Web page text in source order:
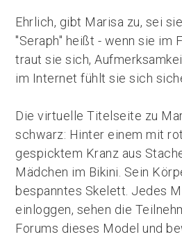
Ehrlich, gibt Marisa zu, sei
"Seraph" heißt - wenn sie im
traut sie sich,
im Internet fühlt sie sich
Die virtuelle Titelseite zu
schwarz: Hinter einem mit
gespicktem Kranz aus
Mädchen im Bikini. Sein
bespanntes Skelett. Jedes
einloggen, sehen die
Forums dieses Model und